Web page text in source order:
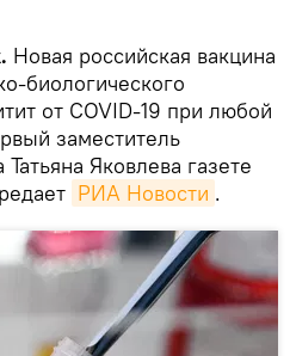
Новая российская вакцина
биологического
от COVID-19 при любой
заместитель
Яковлева газете
РИА Новости .